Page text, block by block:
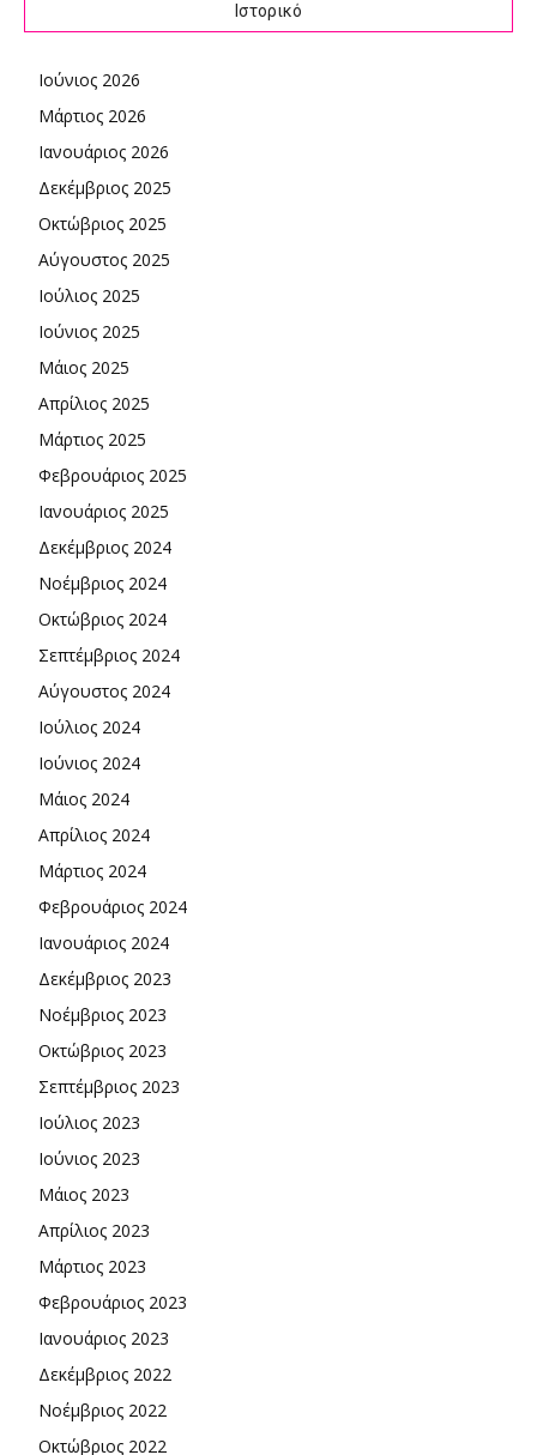
Ιστορικό
Ιούνιος 2026
Μάρτιος 2026
Ιανουάριος 2026
Δεκέμβριος 2025
Οκτώβριος 2025
Αύγουστος 2025
Ιούλιος 2025
Ιούνιος 2025
Μάιος 2025
Απρίλιος 2025
Μάρτιος 2025
Φεβρουάριος 2025
Ιανουάριος 2025
Δεκέμβριος 2024
Νοέμβριος 2024
Οκτώβριος 2024
Σεπτέμβριος 2024
Αύγουστος 2024
Ιούλιος 2024
Ιούνιος 2024
Μάιος 2024
Απρίλιος 2024
Μάρτιος 2024
Φεβρουάριος 2024
Ιανουάριος 2024
Δεκέμβριος 2023
Νοέμβριος 2023
Οκτώβριος 2023
Σεπτέμβριος 2023
Ιούλιος 2023
Ιούνιος 2023
Μάιος 2023
Απρίλιος 2023
Μάρτιος 2023
Φεβρουάριος 2023
Ιανουάριος 2023
Δεκέμβριος 2022
Νοέμβριος 2022
Οκτώβριος 2022